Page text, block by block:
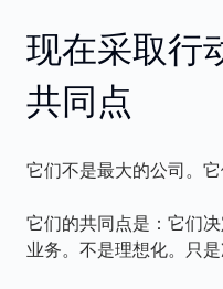
现在采取行
共同点
它们不是最大的公司。
它们的共同点是：它们
业务。不是理想化。只是